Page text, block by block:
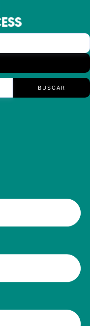
BUSCAR